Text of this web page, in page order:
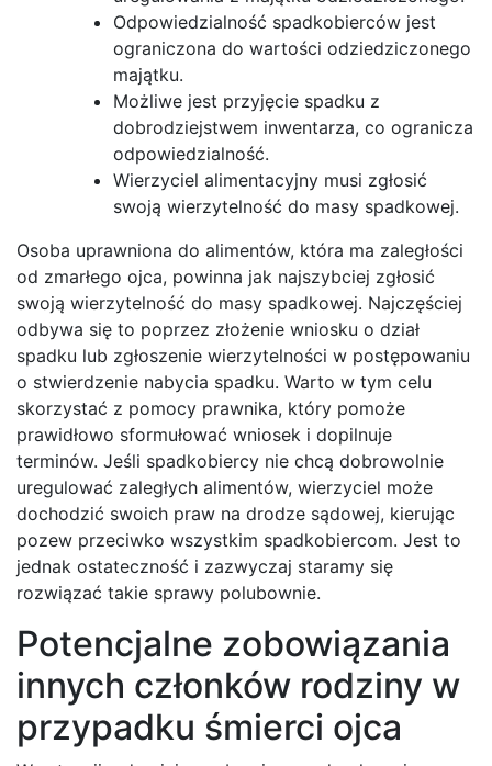
Odpowiedzialność spadkobierców jest
ograniczona do wartości odziedziczonego
majątku.
Możliwe jest przyjęcie spadku z
dobrodziejstwem inwentarza, co ogranicza
odpowiedzialność.
Wierzyciel alimentacyjny musi zgłosić
swoją wierzytelność do masy spadkowej.
Osoba uprawniona do alimentów, która ma zaległości
od zmarłego ojca, powinna jak najszybciej zgłosić
swoją wierzytelność do masy spadkowej. Najczęściej
odbywa się to poprzez złożenie wniosku o dział
spadku lub zgłoszenie wierzytelności w postępowaniu
o stwierdzenie nabycia spadku. Warto w tym celu
skorzystać z pomocy prawnika, który pomoże
prawidłowo sformułować wniosek i dopilnuje
terminów. Jeśli spadkobiercy nie chcą dobrowolnie
uregulować zaległych alimentów, wierzyciel może
dochodzić swoich praw na drodze sądowej, kierując
pozew przeciwko wszystkim spadkobiercom. Jest to
jednak ostateczność i zazwyczaj staramy się
rozwiązać takie sprawy polubownie.
Potencjalne zobowiązania
innych członków rodziny w
przypadku śmierci ojca